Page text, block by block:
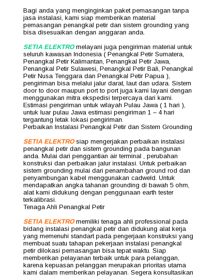
Bagi anda yang menginginkan paket pemasangan tanpa
jasa instalasi, kami siap memberikan material
pemasangan penangkal petir dan sistem grounding yang
bisa disesuaikan dengan anggaran anda.
SETIA ELEKTROmelayani juga pengiriman material untuk
seluruh kawasan Indonesia ( Penangkal Petir Sumatera,
Penangkal Petir Kalimantan, Penangkal Petir Jawa,
Penangkal Petir Sulawesi, Penangkal Petir Bali, Penangkal
Petir Nusa Tenggara dan Penangkal Petir Papua ),
pengiriman bisa melalui jalur darat, laut dan udara. Sistem
door to door maupun port to port juga kami layani dengan
menggunakan mitra ekspedisi terpercaya dari kami.
Estimasi pengiriman untuk wilayah Pulau Jawa ( 1 hari ),
untuk luar pulau Jawa estimasi pengiriman 1 – 4 hari
tergantung letak lokasi pengiriman.
Perbaikan Instalasi Penangkal Petir dan Sistem Grounding
SETIA ELEKTROsiap mengerjakan perbaikan instalasi
penangkal petir dan sistem grounding pada bangunan
anda. Mulai dari penggantian air terminal , perubahan
konstruksi dan perbaikan jalur instalasi. Untuk perbaikan
sistem grounding mulai dari penambahan ground rod dan
penyambungan kabel menggunakan cadweld. Untuk
mendapatkan angka tahanan grounding di bawah 5 ohm,
alat kami didukung dengan penggunaan earth tester
terkalibrasi.
Tenaga Ahli Penangkal Petir
SETIA ELEKTROmemiliki tenaga ahli professional pada
bidang instalasi penangkal petir dan didukung alat kerja
yang memenuhi standart pada pengerjaan konstruksi yang
membuat suatu tahapan pekerjaan instalasi penangkal
petir dilokasi pemasangan bisa tepat waktu. Siap
memberikan pelayanan terbaik untuk para pelanggan,
karena kepuasan pelanggan merupakan prioritas utama
kami dalam memberikan pelayanan. Segera konsultasikan